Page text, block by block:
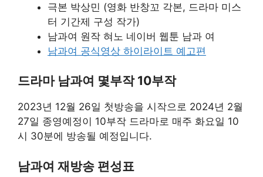
극본 박상민 (영화 반창꼬 각본, 드라마 미스
터 기간제 구성 작가)
남과여 원작 혀노 네이버 웹툰 남과 여
남과여 공식영상 하이라이트 예고편
드라마 남과여 몇부작 10부작
2023년 12월 26일 첫방송을 시작으로 2024년 2월
27일 종영예정이 10부작 드라마로 매주 화요일 10
시 30분에 방송될 예정입니다.
남과여 재방송 편성표